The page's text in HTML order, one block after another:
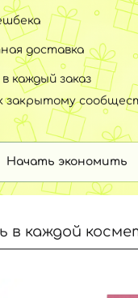
доставка
каждый заказ
закрытому
Начать экономить
в каждой